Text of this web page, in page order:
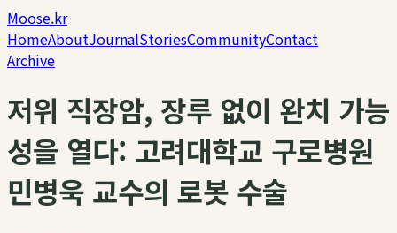
Moose.kr
HomeAboutJournalStoriesCommunityContact
Archive
저위 직장암, 장루 없이 완치 가능
성을 열다: 고려대학교 구로병원
민병욱 교수의 로봇 수술